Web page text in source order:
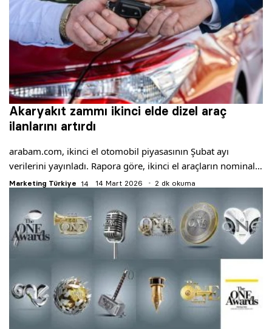
Akaryakıt zammı ikinci elde dizel araç
ilanlarını artırdı
arabam.com, ikinci el otomobil piyasasının Şubat ayı
verilerini yayınladı. Rapora göre, ikinci el araçların nominal…
Marketing Türkiye 14 Mart 2026 2 dk okuma